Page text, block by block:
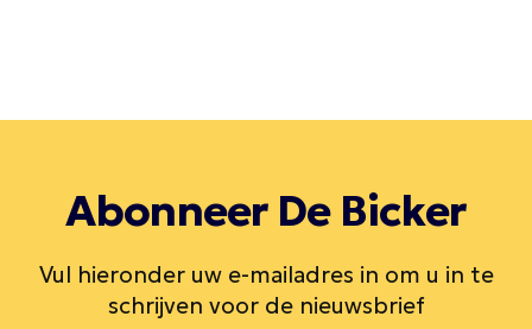
Abonneer De Bicker
Vul hieronder uw e-mailadres in om u in te
schrijven voor de nieuwsbrief